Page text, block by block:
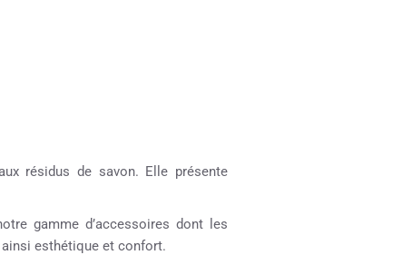
résidus de savon. Elle présente
gamme d’accessoires dont les
esthétique et confort.